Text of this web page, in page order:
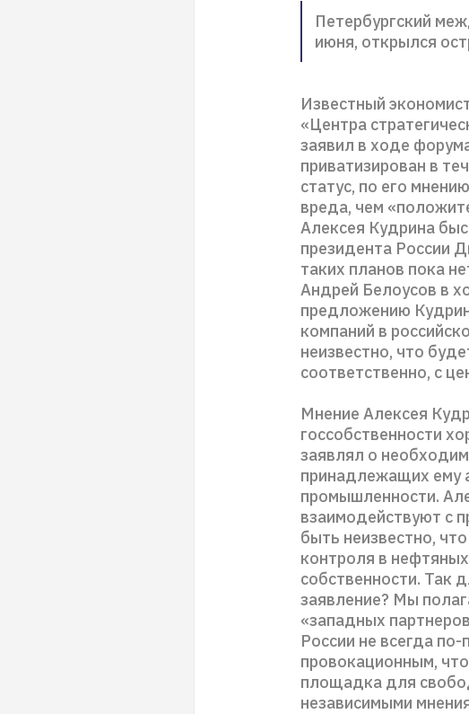
Петербургский
июня, открылся
Известный
«Центра
заявил в ходе
приватизирован в
статус, по его
вреда, чем
Алексея Кудрина
президента России
таких планов пока
Андрей Белоусов в
предложению
компаний в
неизвестно, что
соответственно, с
Мнение Алексея
госсобственности
заявлял о
принадлежащих ему
промышленности.
взаимодействуют с
быть неизвестно,
контроля в
собственности. Так
заявление? Мы
«западных
России не всегда
провокационным,
площадка для
независимыми